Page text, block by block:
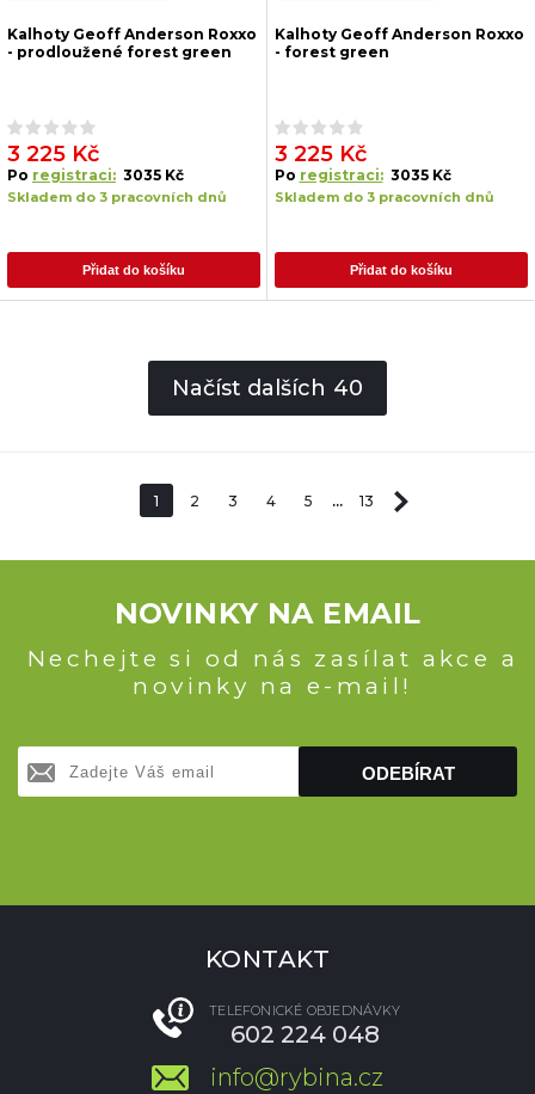
Kalhoty Geoff Anderson Roxxo
- prodloužené forest green
3 225 Kč
Po registraci: 3035 Kč
Skladem do 3 pracovních dnů
Přidat do košíku
Kalhoty Geoff Anderson Roxxo
- forest green
3 225 Kč
Po registraci: 3035 Kč
Skladem do 3 pracovních dnů
Přidat do košíku
Načíst dalších 40
1 2 3 4 5 ... 13
NOVINKY NA EMAIL
Nechejte si od nás zasílat akce a
novinky na e-mail!
ODEBÍRAT
KONTAKT
TELEFONICKÉ OBJEDNÁVKY
602 224 048
info@rybina.cz